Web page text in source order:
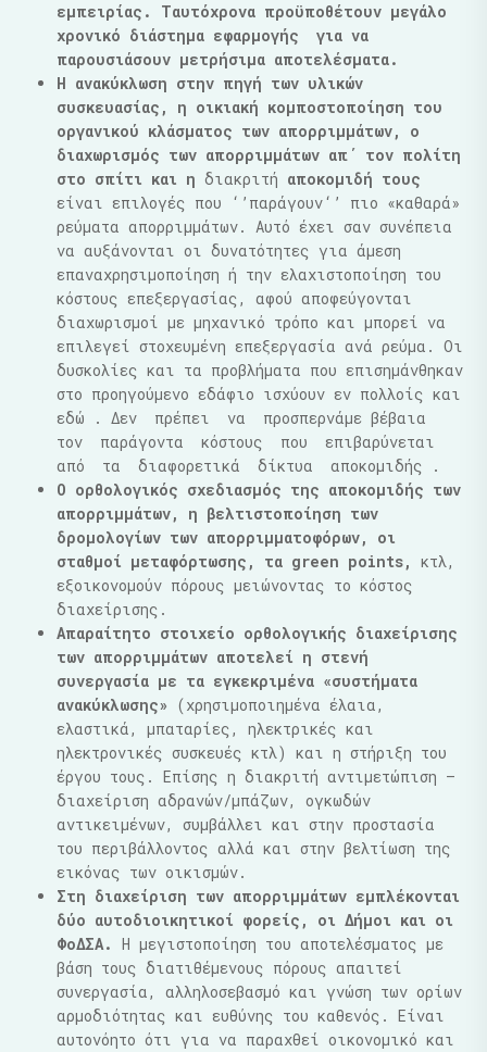
εμπειρίας. Ταυτόχρονα προϋποθέτουν μεγάλο
χρονικό διάστημα εφαρμογής για να
παρουσιάσουν μετρήσιμα αποτελέσματα.
Η ανακύκλωση στην πηγή των υλικών
συσκευασίας, η οικιακή κομποστοποίηση του
οργανικού κλάσματος των απορριμμάτων, ο
διαχωρισμός των απορριμμάτων απ΄ τον πολίτη
στο σπίτι και η διακριτή αποκομιδή τους
είναι επιλογές που ‘’παράγουν‘’ πιο «καθαρά»
ρεύματα απορριμμάτων. Αυτό έχει σαν συνέπεια
να αυξάνονται οι δυνατότητες για άμεση
επαναχρησιμοποίηση ή την ελαχιστοποίηση του
κόστους επεξεργασίας, αφού αποφεύγονται
διαχωρισμοί με μηχανικό τρόπο και μπορεί να
επιλεγεί στοχευμένη επεξεργασία ανά ρεύμα. Οι
δυσκολίες και τα προβλήματα που επισημάνθηκαν
στο προηγούμενο εδάφιο ισχύουν εν πολλοίς και
εδώ . Δεν πρέπει να προσπερνάμε βέβαια
τον παράγοντα κόστους που επιβαρύνεται
από τα διαφορετικά δίκτυα αποκομιδής .
Ο ορθολογικός σχεδιασμός της αποκομιδής των
απορριμμάτων, η βελτιστοποίηση των
δρομολογίων των απορριμματοφόρων, οι
σταθμοί μεταφόρτωσης, τα green points, κτλ,
εξοικονομούν πόρους μειώνοντας το κόστος
διαχείρισης.
Απαραίτητο στοιχείο ορθολογικής διαχείρισης
των απορριμμάτων αποτελεί η στενή
συνεργασία με τα εγκεκριμένα «συστήματα
ανακύκλωσης» (χρησιμοποιημένα έλαια,
ελαστικά, μπαταρίες, ηλεκτρικές και
ηλεκτρονικές συσκευές κτλ) και η στήριξη του
έργου τους. Επίσης η διακριτή αντιμετώπιση –
διαχείριση αδρανών/μπάζων, ογκωδών
αντικειμένων, συμβάλλει και στην προστασία
του περιβάλλοντος αλλά και στην βελτίωση της
εικόνας των οικισμών.
Στη διαχείριση των απορριμμάτων εμπλέκονται
δύο αυτοδιοικητικοί φορείς, οι Δήμοι και οι
ΦοΔΣΑ. Η μεγιστοποίηση του αποτελέσματος με
βάση τους διατιθέμενους πόρους απαιτεί
συνεργασία, αλληλοσεβασμό και γνώση των ορίων
αρμοδιότητας και ευθύνης του καθενός. Είναι
αυτονόητο ότι για να παραχθεί οικονομικό και